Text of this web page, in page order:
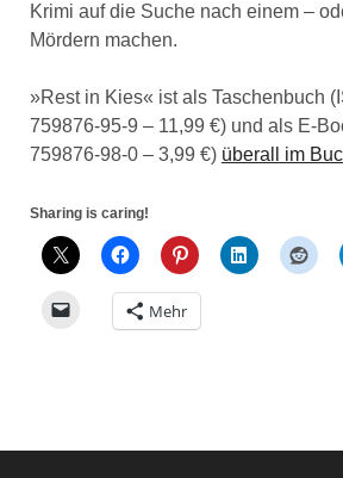
Krimi auf die Suche nach einem –
Mördern machen.
»Rest in Kies« ist als Taschenbuch
759876-95-9 – 11,99 €) und als E-
759876-98-0 – 3,99 €) überall im
Sharing is caring!
Mehr